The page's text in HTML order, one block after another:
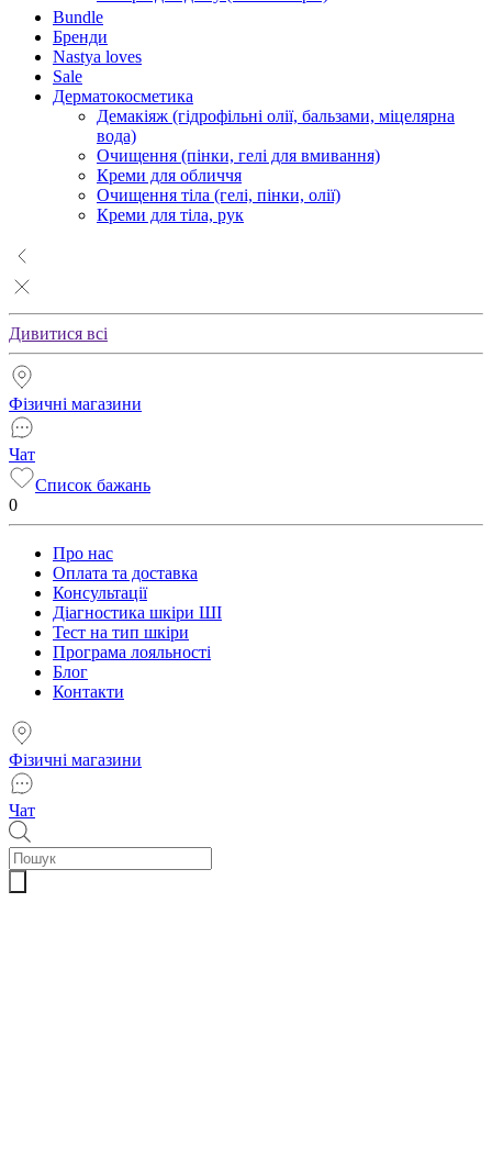
Bundle
Бренди
Nastya loves
Sale
Дерматокосметика
Демакіяж (гідрофільні олії, бальзами, міцелярна
вода)
Очищення (пінки, гелі для вмивання)
Креми для обличчя
Очищення тіла (гелі, пінки, олії)
Креми для тіла, рук
Дивитися всі
Фізичні магазини
Чат
Список бажань
0
Про нас
Оплата та доставка
Консультації
Діагностика шкіри ШІ
Тест на тип шкіри
Програма лояльності
Блог
Контакти
Фізичні магазини
Чат
Пошук
товарів